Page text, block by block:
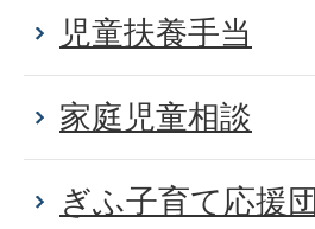
児童扶養手当
家庭児童相談
ぎふ子育て応援団